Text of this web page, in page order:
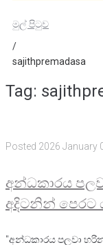
මුල් පිටුව
/
sajithpremadasa
Tag:
Posted 2026 January
අන්ධකාරය
අදිටනින් පෙරට
"අන්ධකාරය පලවා